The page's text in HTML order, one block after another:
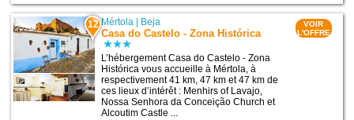
12 Mértola | Beja
Casa do Castelo - Zona Histórica
L’hébergement Casa do Castelo - Zona
Histórica vous accueille à Mértola, à
respectivement 41 km, 47 km et 47 km de
ces lieux d’intérêt : Menhirs of Lavajo,
Nossa Senhora da Conceição Church et
Alcoutim Castle ...
VOIR
L'OFFRE